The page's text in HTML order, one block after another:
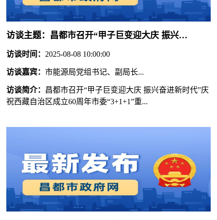
访谈主题： 昌都市召开“甲子巨变迎大庆 振兴奋进新时代”庆祝西藏自治区成立60周年市委“3+1+1”重大任务专场新闻发布会
访谈时间： 2025-08-08 10:00:00
访谈嘉宾：市能源局党组书记、副局长...
访谈简介： 昌都市召开“甲子巨变迎大庆 振兴奋进新时代”庆
祝西藏自治区成立60周年市委“3+1+1”重...